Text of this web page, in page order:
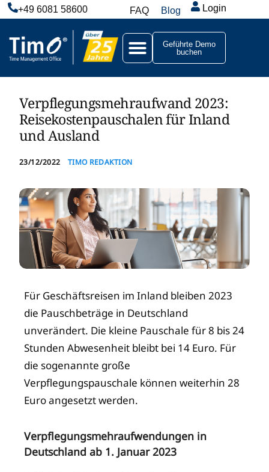
+49 6081 58600 FAQ Blog Login
Geführte Demo
buchen
Verpflegungsmehraufwand 2023:
Reisekostenpauschalen für Inland
und Ausland
23/12/2022 TIMO REDAKTION
Für Geschäftsreisen im Inland bleiben 2023
die Pauschbeträge in Deutschland
unverändert. Die kleine Pauschale für 8 bis 24
Stunden Abwesenheit bleibt bei 14 Euro. Für
die sogenannte große
Verpflegungspauschale können weiterhin 28
Euro angesetzt werden.
Verpflegungsmehraufwendungen in
Deutschland ab 1. Januar 2023